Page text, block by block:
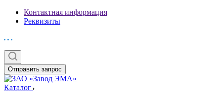
Контактная информация
Реквизиты
Отправить запрос
Каталог